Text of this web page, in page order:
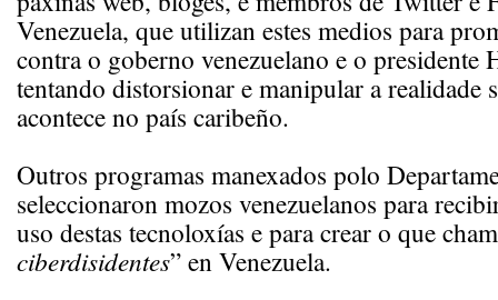
Venezuela, que utilizan estes medios para
contra o goberno venezuelano e o presidente
tentando distorsionar e manipular a realidade
acontece no país caribeño.
Outros programas manexados polo
seleccionaron mozos venezuelanos para
uso destas tecnoloxías e para crear o que
ciberdisidentes” en Venezuela.